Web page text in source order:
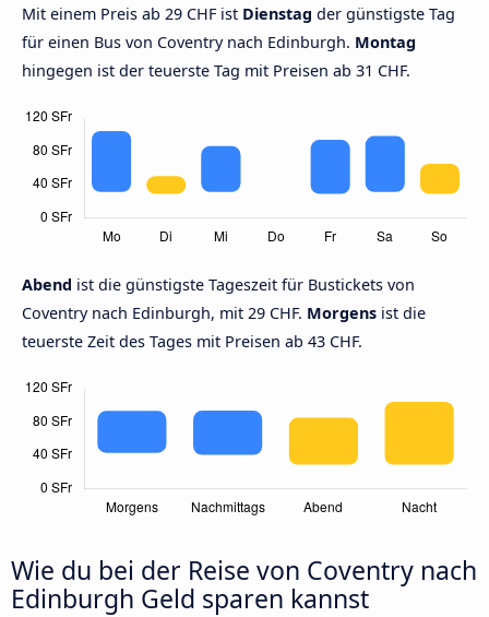
Mit einem Preis ab 29 CHF ist Dienstag der günstigste Tag
für einen Bus von Coventry nach Edinburgh. Montag
hingegen ist der teuerste Tag mit Preisen ab 31 CHF.
Abend ist die günstigste Tageszeit für Bustickets von
Coventry nach Edinburgh, mit 29 CHF. Morgens ist die
teuerste Zeit des Tages mit Preisen ab 43 CHF.
Wie du bei der Reise von Coventry nach
Edinburgh Geld sparen kannst